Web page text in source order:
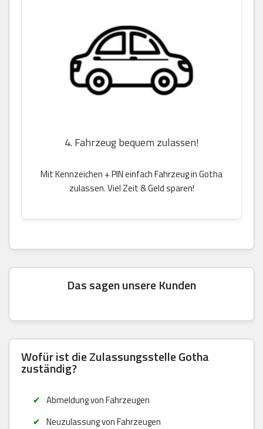
4. Fahrzeug bequem zulassen!
Mit Kennzeichen + PIN einfach Fahrzeug in Gotha
zulassen. Viel Zeit & Geld sparen!
Das sagen unsere Kunden
Wofür ist die Zulassungsstelle Gotha
zuständig?
Abmeldung von Fahrzeugen
Neuzulassung von Fahrzeugen